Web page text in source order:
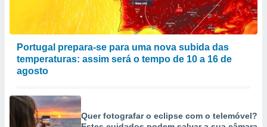
Portugal prepara-se para uma nova subida das
temperaturas: assim será o tempo de 10 a 16 de
agosto
Quer fotografar o eclipse com o telemóvel?